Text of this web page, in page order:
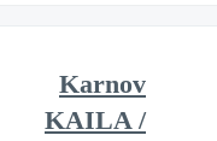
Karnov
KAILA /